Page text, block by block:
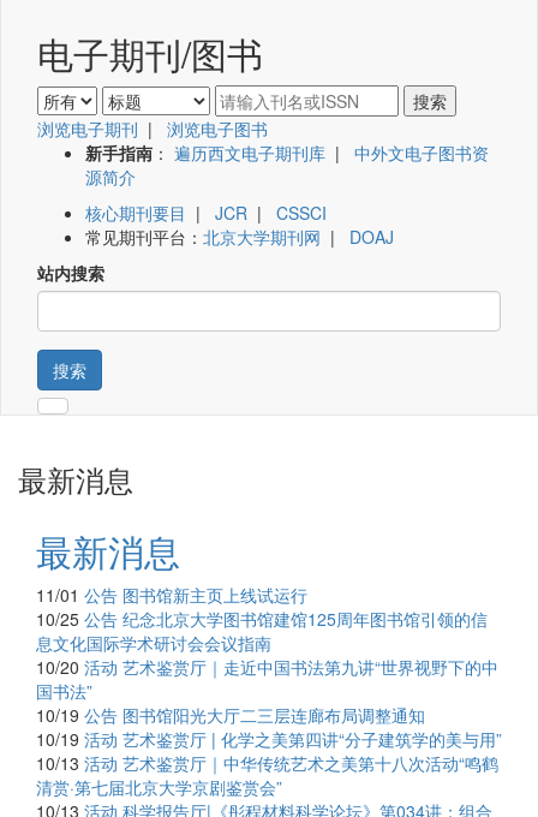
电子期刊/图书
浏览电子期刊 | 浏览电子图书
新手指南 ： 遍历西文电子期刊库 | 中外文电子图书资
源简介
核心期刊要目 | JCR | CSSCI
常见期刊平台： 北京大学期刊网 | DOAJ
站内搜索
搜索
最新消息
最新消息
11/01 公告 图书馆新主页上线试运行
10/25 公告 纪念北京大学图书馆建馆125周年图书馆引领的信
息文化国际学术研讨会会议指南
10/20 活动 艺术鉴赏厅｜走近中国书法第九讲“世界视野下的中
国书法”
10/19 公告 图书馆阳光大厅二三层连廊布局调整通知
10/19 活动 艺术鉴赏厅 | 化学之美第四讲“分子建筑学的美与用”
10/13 活动 艺术鉴赏厅｜中华传统艺术之美第十八次活动“鸣鹤
清赏·第七届北京大学京剧鉴赏会”
10/13 活动 科学报告厅|《彤程材料科学论坛》第034讲：组合